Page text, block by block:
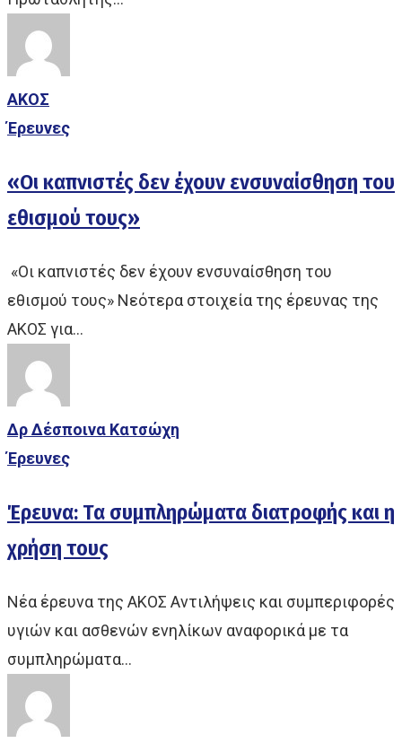
ΑΚΟΣ
Έρευνες
«Οι καπνιστές δεν έχουν ενσυναίσθηση του
εθισμού τους»
«Οι καπνιστές δεν έχουν ενσυναίσθηση του
εθισμού τους» Νεότερα στοιχεία της έρευνας της
ΑΚΟΣ για…
Δρ Δέσποινα Κατσώχη
Έρευνες
Έρευνα: Τα συμπληρώματα διατροφής και η
χρήση τους
Νέα έρευνα της ΑΚΟΣ Αντιλήψεις και συμπεριφορές
υγιών και ασθενών ενηλίκων αναφορικά με τα
συμπληρώματα…